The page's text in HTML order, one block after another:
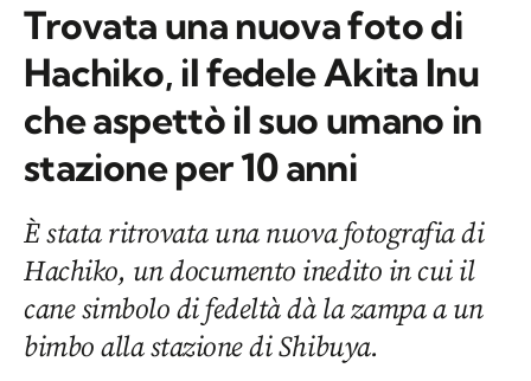
Trovata una nuova foto di
Hachiko, il fedele Akita Inu
che aspettò il suo umano in
stazione per 10 anni
È stata ritrovata una nuova fotografia di
Hachiko, un documento inedito in cui il
cane simbolo di fedeltà dà la zampa a un
bimbo alla stazione di Shibuya.